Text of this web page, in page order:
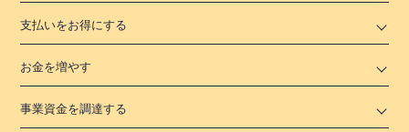
支払いをお得にする
お金を増やす
事業資金を調達する